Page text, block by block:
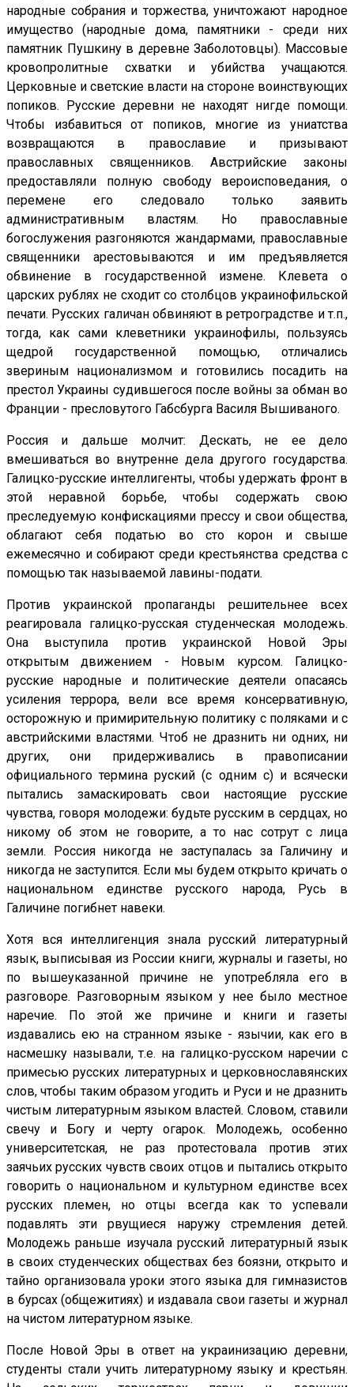
народные собрания и торжества, уничтожают народное
имущество (народные дома, памятники - среди них
памятник Пушкину в деревне Заболотовцы). Массовые
кровопролитные схватки и убийства учащаются.
Церковные и светские власти на стороне воинствующих
попиков. Русские деревни не находят нигде помощи.
Чтобы избавиться от попиков, многие из униатства
возвращаются в православие и призывают
православных священников. Австрийские законы
предоставляли полную свободу вероисповедания, о
перемене его следовало только заявить
административным властям. Но православные
богослужения разгоняются жандармами, православные
священники арестовываются и им предъявляется
обвинение в государственной измене. Клевета о
царских рублях не сходит со столбцов украинофильской
печати. Русских галичан обвиняют в ретроградстве и т.п.,
тогда, как сами клеветники украинофилы, пользуясь
щедрой государственной помощью, отличались
звериным национализмом и готовились посадить на
престол Украины судившегося после войны за обман во
Франции - пресловутого Габсбурга Василя Вышиваного.
Россия и дальше молчит: Дескать, не ее дело
вмешиваться во внутренне дела другого государства.
Галицко-русские интеллигенты, чтобы удержать фронт в
этой неравной борьбе, чтобы содержать свою
преследуемую конфискациями прессу и свои общества,
облагают себя податью во сто корон и свыше
ежемесячно и собирают среди крестьянства средства с
помощью так называемой лавины-подати.
Против украинской пропаганды решительнее всех
реагировала галицко-русская студенческая молодежь.
Она выступила против украинской Новой Эры
открытым движением - Новым курсом. Галицко-
русские народные и политические деятели опасаясь
усиления террора, вели все время консервативную,
осторожную и примирительную политику с поляками и с
австрийскими властями. Чтоб не дразнить ни одних, ни
других, они придерживались в правописании
официального термина руский (с одним с) и всячески
пытались замаскировать свои настоящие русские
чувства, говоря молодежи: будьте русским в сердцах, но
никому об этом не говорите, а то нас сотрут с лица
земли. Россия никогда не заступалась за Галичину и
никогда не заступится. Если мы будем открыто кричать о
национальном единстве русского народа, Русь в
Галичине погибнет навеки.
Хотя вся интеллигенция знала русский литературный
язык, выписывая из России книги, журналы и газеты, но
по вышеуказанной причине не употребляла его в
разговоре. Разговорным языком у нее было местное
наречие. По этой же причине и книги и газеты
издавались ею на странном языке - язычии, как его в
насмешку называли, т.е. на галицко-русском наречии с
примесью русских литературных и церковнославянских
слов, чтобы таким образом угодить и Руси и не дразнить
чистым литературным языком властей. Словом, ставили
свечу и Богу и черту огарок. Молодежь, особенно
университетская, не раз протестовала против этих
заячьих русских чувств своих отцов и пытались открыто
говорить о национальном и культурном единстве всех
русских племен, но отцы всегда как то успевали
подавлять эти рвущиеся наружу стремления детей.
Молодежь раньше изучала русский литературный язык
в своих студенческих обществах без боязни, открыто и
тайно организовала уроки этого языка для гимназистов
в бурсах (общежитиях) и издавала свои газеты и журнал
на чистом литературном языке.
После Новой Эры в ответ на украинизацию деревни,
студенты стали учить литературному языку и крестьян.